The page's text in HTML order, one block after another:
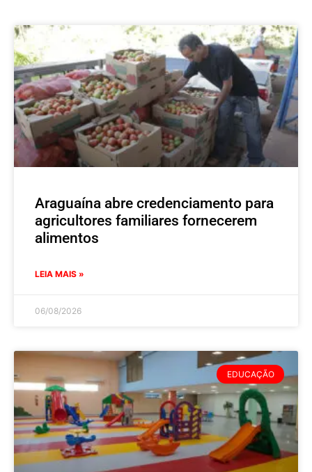
Araguaína abre credenciamento para
agricultores familiares fornecerem
alimentos
LEIA MAIS »
06/08/2026
EDUCAÇÃO